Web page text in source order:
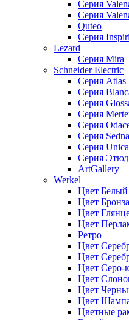
Серия
Серия
Quteo
Серия
Lezard
Серия Mira
Schneider Electric
Серия Atlas
Серия
Серия
Серия
Серия
Серия Sedna
Серия Unica
Серия Этюд
ArtGallery
Werkel
Цвет Белый
Цвет Бронза
Цвет
Цвет
Ретро
Цвет
Цвет
Цвет Серо-
Цвет
Цвет
Цвет
Цветные